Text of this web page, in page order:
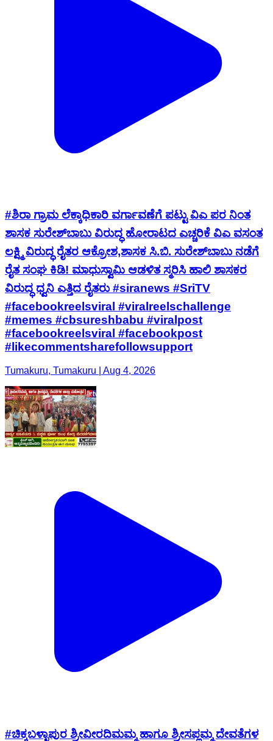
#ಶಿರಾ ಗ್ರಾಮ ಲೆಕ್ಕಾಧಿಕಾರಿ ವರ್ಗಾವಣೆಗೆ ಪಟ್ಟು ವಿಎ ಪರ ನಿಂತ
ಶಾಸಕ ಸುರೇಶ್‌ಬಾಬು ವಿರುದ್ಧ ಹೋರಾಟದ ಎಚ್ಚರಿಕೆ ವಿಎ ವಸಂತ
ಲಕ್ಷ್ಮಿ ವಿರುದ್ಧ ರೈತರ ಆಕ್ರೋಶ,ಶಾಸಕ ಸಿ.ಬಿ. ಸುರೇಶ್‌ಬಾಬು ನಡೆಗೆ
ರೈತ ಸಂಘ ಕಿಡಿ! ಮಾಧುಸ್ವಾಮಿ ಆಡಳಿತ ಸ್ಮರಿಸಿ ಹಾಲಿ ಶಾಸಕರ
ವಿರುದ್ಧ ಧ್ವನಿ ಎತ್ತಿದ ರೈತರು #siranews #SriTV
#facebookreelsviral #viralreelschallenge
#memes #cbsureshbabu #viralpost
#facebookreelsviral #facebookpost
#likecommentsharefollowsupport
Tumakuru, Tumakuru | Aug 4, 2026
#ಚಿಕ್ಕಬಳ್ಳಾಪುರ ಶ್ರೀವೀರದಿಮಮ್ಮ ಹಾಗೂ ಶ್ರೀಸಪ್ಲಮ್ಮ ದೇವತೆಗಳ